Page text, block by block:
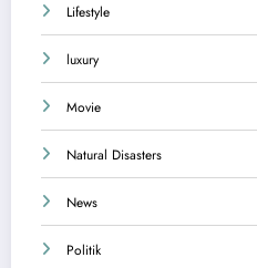
Lifestyle
luxury
Movie
Natural Disasters
News
Politik